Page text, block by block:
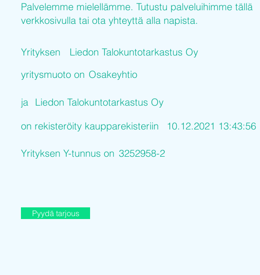
Palvelemme mielellämme. Tutustu palveluihimme tällä
verkkosivulla tai ota yhteyttä alla napista.
Yrityksen
Osakeyhtio
yritysmuoto on
ja Liedon Talokuntotarkastus Oy
on rekisteröity kaupparekisteriin
10.12.2021 13:43:56
Yrityksen Y-tunnus on 3252958-2
Pyydä tarjous
Liedon Talokuntotarkastus Oy